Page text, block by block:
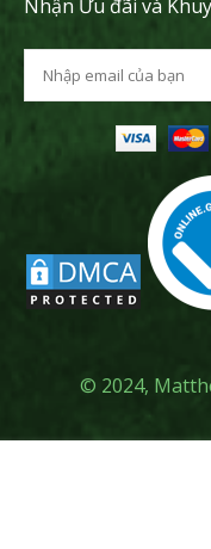
Nhận Ưu đãi và
© 2024,